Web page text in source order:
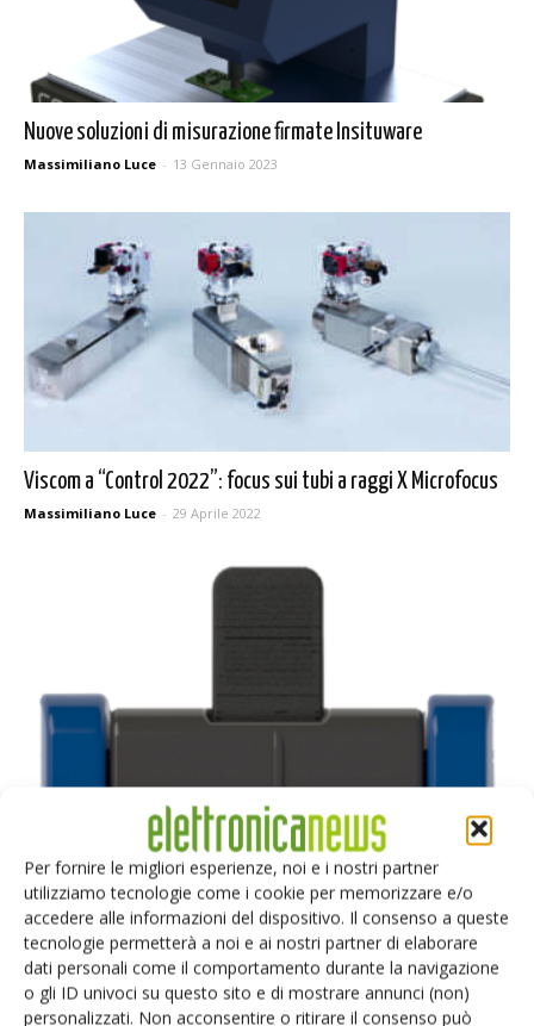
Per fornire le migliori esperienze, noi e i nostri partner
utilizziamo tecnologie come i cookie per memorizzare e/o
accedere alle informazioni del dispositivo. Il consenso a queste
tecnologie permetterà a noi e ai nostri partner di elaborare
dati personali come il comportamento durante la navigazione
o gli ID univoci su questo sito e di mostrare annunci (non)
personalizzati. Non acconsentire o ritirare il consenso può
Nuove soluzioni di misurazione firmate Insituware
Massimiliano Luce - 13 Gennaio 2023
Viscom a “Control 2022”: focus sui tubi a raggi X Microfocus
Massimiliano Luce - 29 Aprile 2022
Insituware mostrerà il dispositivo Vision Mark-1 all’Apex
2022
Massimiliano Luce - 4 Gennaio 2022
Selezione di elettronica